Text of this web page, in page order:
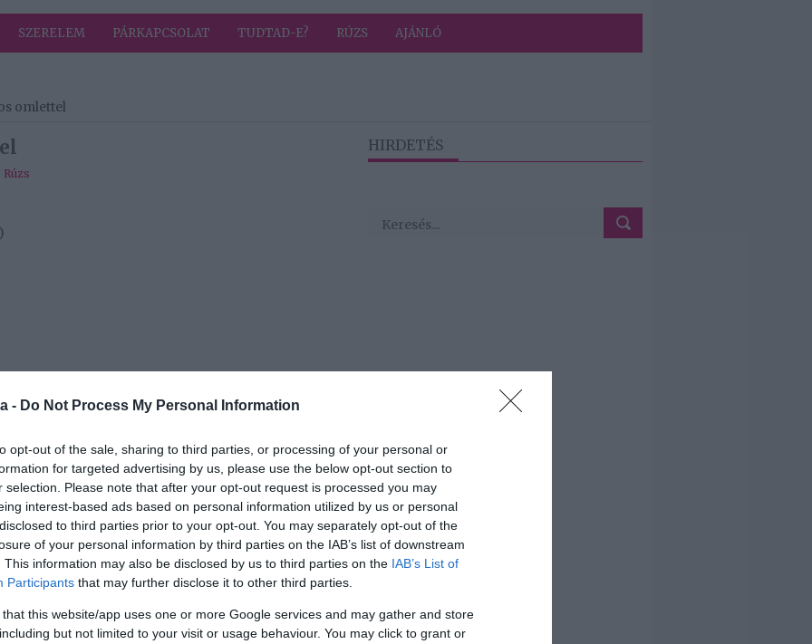
- Do Not Process My Personal Information
opt-out of the sale, sharing to third parties, or processing of your personal or
for targeted advertising by us, please use the below opt-out section to
selection. Please note that after your opt-out request is processed you may
interest-based ads based on personal information utilized by us or personal
to third parties prior to your opt-out. You may separately opt-out of the
of your personal information by third parties on the IAB’s list of downstream
This information may also be disclosed by us to third parties on the IAB’s List of
Participants that may further disclose it to other third parties.
that this website/app uses one or more Google services and may gather and store
but not limited to your visit or usage behaviour. You may click to grant or
SZERELEM PÁRKAPCSOLAT TUDTAD-E? RÚZS AJÁNLÓ
omlettel
Rúzs
HIRDETÉS